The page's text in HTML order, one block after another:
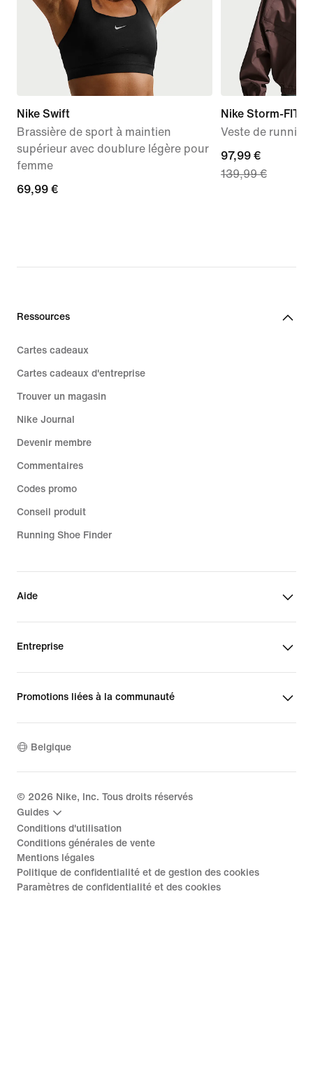
Nike Swift
Brassière de sport à maintien
supérieur avec doublure légère pour
femme
69,99 €
69,99 €
Nike Storm-FIT
Veste de
current
price
97,99 €
139,99 €
Ressources
Cartes cadeaux
Cartes cadeaux d'entreprise
Trouver un magasin
Nike Journal
Devenir membre
Commentaires
Codes promo
Conseil produit
Running Shoe Finder
Aide
Entreprise
Promotions liées à la communauté
Belgique
© 2026 Nike, Inc. Tous droits réservés
Guides
Conditions d'utilisation
Conditions générales de vente
Mentions légales
Politique de confidentialité et de gestion des cookies
Paramètres de confidentialité et des cookies